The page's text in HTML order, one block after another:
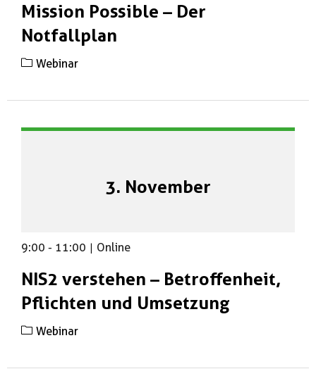
Mission Possible – Der
Notfallplan
Webinar
3. November
9:00 - 11:00 | Online
NIS2 verstehen – Betroffenheit,
Pflichten und Umsetzung
Webinar